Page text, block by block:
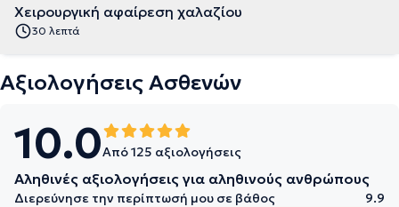
Χειρουργική αφαίρεση χαλαζίου
30 λεπτά
Αξιολογήσεις Ασθενών
10.0Από 125 αξιολογήσεις
Αληθινές αξιολογήσεις για αληθινούς ανθρώπους
Διερεύνησε την περίπτωσή μου σε βάθος
9.9